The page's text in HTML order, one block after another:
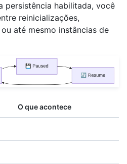
persistência habilitada, você
reinicializações,
até mesmo instâncias de
O que acontece